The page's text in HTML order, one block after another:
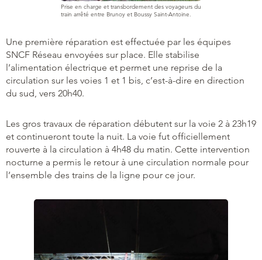
Prise en charge et transbordement des voyageurs du
train arrêté entre Brunoy et Boussy Saint-Antoine.
Une première réparation est effectuée par les équipes
SNCF Réseau envoyées sur place. Elle stabilise
l’alimentation électrique et permet une reprise de la
circulation sur les voies 1 et 1 bis, c’est-à-dire en direction
du sud, vers 20h40.
Les gros travaux de réparation débutent sur la voie 2 à 23h19
et continueront toute la nuit. La voie fut officiellement
rouverte à la circulation à 4h48 du matin. Cette intervention
nocturne a permis le retour à une circulation normale pour
l’ensemble des trains de la ligne pour ce jour.